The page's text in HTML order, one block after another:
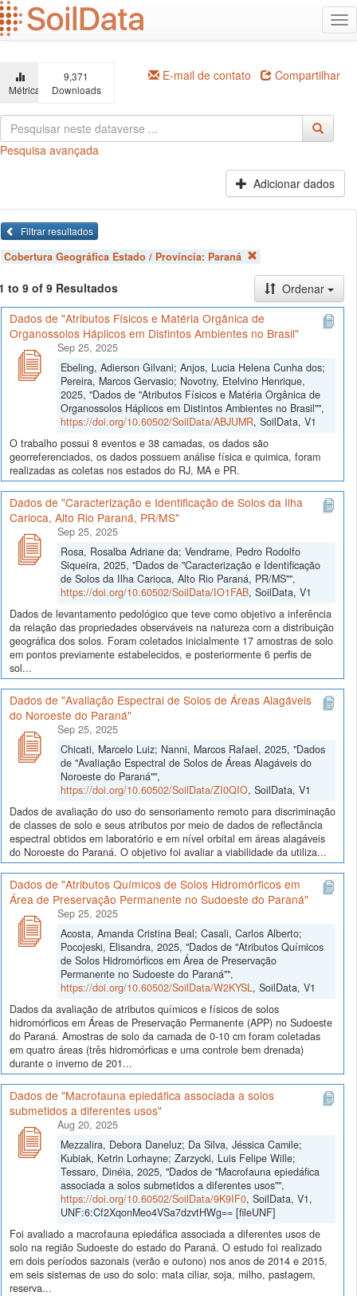
Ir
para
o
principal
Métricas
9,371
Downloads
E-mail de contato Compartilhar
Pesquisa avançada
Adicionar dados
Filtrar resultados
Cobertura Geográfica Estado / Província: Paraná
to 9 of 9 Resultados
Ordenar
Dados de "Atributos Físicos e Matéria Orgânica de
Organossolos Háplicos em Distintos Ambientes no Brasil"
Sep 25, 2025
Ebeling, Adierson Gilvani; Anjos, Lucia Helena Cunha dos;
Pereira, Marcos Gervasio; Novotny, Etelvino Henrique,
2025, "Dados de "Atributos Físicos e Matéria Orgânica de
Organossolos Háplicos em Distintos Ambientes no Brasil"",
https://doi.org/10.60502/SoilData/ABJUMR, SoilData, V1
O trabalho possui 8 eventos e 38 camadas, os dados são
georreferenciados, os dados possuem análise física e quimica, foram
realizadas as coletas nos estados do RJ, MA e PR.
Dados de "Caracterização e Identificação de Solos da Ilha
Carioca, Alto Rio Paraná, PR/MS"
Sep 25, 2025
Rosa, Rosalba Adriane da; Vendrame, Pedro Rodolfo
Siqueira, 2025, "Dados de "Caracterização e Identificação
de Solos da Ilha Carioca, Alto Rio Paraná, PR/MS"",
https://doi.org/10.60502/SoilData/IO1FAB, SoilData, V1
Dados de levantamento pedológico que teve como objetivo a inferência
da relação das propriedades observáveis na natureza com a distribuição
geográfica dos solos. Foram coletados inicialmente 17 amostras de solo
em pontos previamente estabelecidos, e posteriormente 6 perfis de
sol...
Dados de "Avaliação Espectral de Solos de Áreas Alagáveis
do Noroeste do Paraná"
Sep 25, 2025
Chicati, Marcelo Luiz; Nanni, Marcos Rafael, 2025, "Dados
de "Avaliação Espectral de Solos de Áreas Alagáveis do
Noroeste do Paraná"",
https://doi.org/10.60502/SoilData/ZI0QIO, SoilData, V1
Dados de avaliação do uso do sensoriamento remoto para discriminação
de classes de solo e seus atributos por meio de dados de reflectância
espectral obtidos em laboratório e em nível orbital em áreas alagáveis
do Noroeste do Paraná. O objetivo foi avaliar a viabilidade da utiliza...
Dados de "Atributos Químicos de Solos Hidromórficos em
Área de Preservação Permanente no Sudoeste do Paraná"
Sep 25, 2025
Acosta, Amanda Cristina Beal; Casali, Carlos Alberto;
Pocojeski, Elisandra, 2025, "Dados de "Atributos Químicos
de Solos Hidromórficos em Área de Preservação
Permanente no Sudoeste do Paraná"",
https://doi.org/10.60502/SoilData/W2KYSL, SoilData, V1
Dados da avaliação de atributos químicos e físicos de solos
hidromórficos em Áreas de Preservação Permanente (APP) no Sudoeste
do Paraná. Amostras de solo da camada de 0-10 cm foram coletadas
em quatro áreas (três hidromórficas e uma controle bem drenada)
durante o inverno de 201...
Dados de "Macrofauna epiedáfica associada a solos
submetidos a diferentes usos"
Aug 20, 2025
Mezzalira, Debora Daneluz; Da Silva, Jéssica Camile;
Kubiak, Ketrin Lorhayne; Zarzycki, Luis Felipe Wille;
Tessaro, Dinéia, 2025, "Dados de "Macrofauna epiedáfica
associada a solos submetidos a diferentes usos"",
https://doi.org/10.60502/SoilData/9K9IF0, SoilData, V1,
UNF:6:Cf2XqonMeo4VSa7dzvtHWg== [fileUNF]
Foi avaliado a macrofauna epiedáfica associada a diferentes usos de
solo na região Sudoeste do estado do Paraná. O estudo foi realizado
em dois períodos sazonais (verão e outono) nos anos de 2014 e 2015,
em seis sistemas de uso do solo: mata ciliar, soja, milho, pastagem,
reserva...